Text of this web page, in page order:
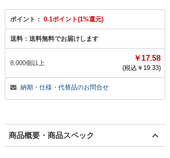
ポイント： 0.1ポイント(1%還元)
送料： 送料無料でお届けします
8,000個以上
￥17.58
(税込￥ 19.33)
納期・仕様・代替品のお問合せ
商品概要・商品スペック